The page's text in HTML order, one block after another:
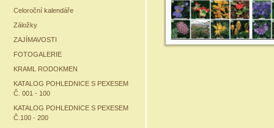
Celoroční kalendáře
Záložky
ZAJÍMAVOSTI
FOTOGALERIE
KRAML RODOKMEN
KATALOG POHLEDNICE S PEXESEM
Č. 001 - 100
KATALOG POHLEDNICE S PEXESEM
Č.100 - 200